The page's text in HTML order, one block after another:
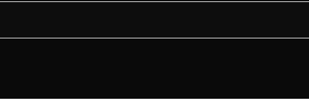
Mitsubishi Electric
Systemair